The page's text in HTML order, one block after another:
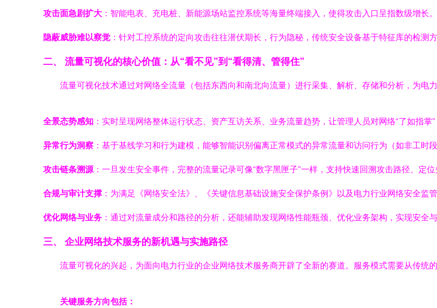
攻击面急剧扩大 ：智能电表、充电桩、新能源场站监控系统等海量终端接入，使得攻击入口呈指数级增长。
隐蔽威胁难以察觉 ：针对工控系统的定向攻击往往潜伏期长，行为隐秘，传统安全设备基于特征库的检测方
二、 流量可视化的核心价值：从“看不见”到“看得清、管得住”
流量可视化技术通过对网络全流量（包括东西向和南北向流量）进行采集、解析、存储和分析，为电
全景态势感知 ：实时呈现网络整体运行状态、资产互访关系、业务流量趋势，让管理人员对网络“了如指掌”
异常行为洞察 ：基于基线学习和行为建模，能够智能识别偏离正常模式的异常流量和访问行为（如非工时
攻击链条溯源 ：一旦发生安全事件，完整的流量记录可像“数字黑匣子”一样，支持快速回溯攻击路径、定
合规与审计支撑 ：为满足《网络安全法》、《关键信息基础设施安全保护条例》以及电力行业网络安全监
优化网络与业务 ：通过对流量成分和路径的分析，还能辅助发现网络性能瓶颈、优化业务架构，实现安全与
三、 企业网络技术服务的新机遇与实施路径
流量可视化的兴起，为面向电力行业的企业网络技术服务商开辟了全新的赛道。服务模式需要从传统
关键服务方向包括：